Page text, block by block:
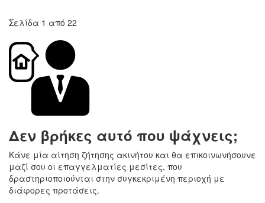
Σελίδα 1 από 22
Δεν βρήκες αυτό που ψάχνεις;
Κάνε μία αίτηση ζήτησης ακινήτου και θα επικοινωνήσουνε
μαζί σου οι επαγγελματίες μεσίτες, που
δραστηριοποιούνται στην συγκεκριμένη περιοχή με
διάφορες προτάσεις.